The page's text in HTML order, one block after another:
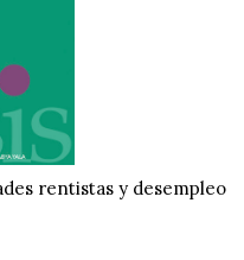
rentistas y desempleo